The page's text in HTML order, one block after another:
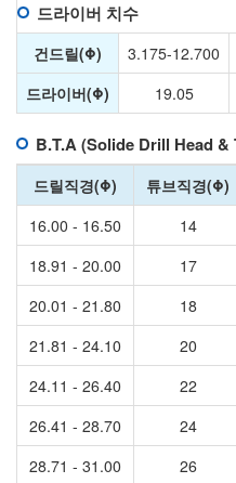
드라이버 치수
건드릴(Φ) 3.175-12.700
드라이버(Φ)
19.05
B.T.A (Solide Drill Head &
드릴직경(Φ) 튜브직경(Φ)
16.00 - 16.50
14
18.91 - 20.00
17
20.01 - 21.80
18
21.81 - 24.10
20
24.11 - 26.40
22
26.41 - 28.70
24
28.71 - 31.00
26